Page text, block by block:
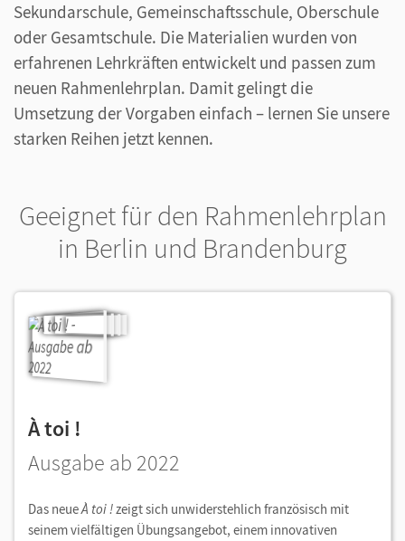
Sekundarschule, Gemeinschaftsschule, Oberschule
oder Gesamtschule. Die Materialien wurden von
erfahrenen Lehrkräften entwickelt und passen zum
neuen Rahmenlehrplan. Damit gelingt die
Umsetzung der Vorgaben einfach – lernen Sie unsere
starken Reihen jetzt kennen.
Geeignet für den Rahmenlehrplan
in Berlin und Brandenburg
À toi !
Ausgabe ab 2022
Das neueÀ toi !zeigt sich unwiderstehlich französisch mit
seinem vielfältigen Übungsangebot, einem innovativen